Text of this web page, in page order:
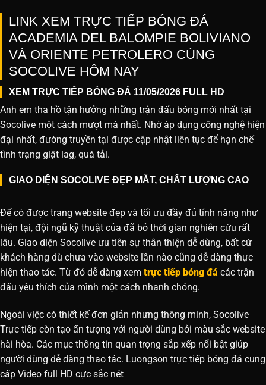
LINK XEM TRỰC TIẾP BÓNG ĐÁ
ACADEMIA DEL BALOMPIE BOLIVIANO
VÀ ORIENTE PETROLERO CÙNG
SOCOLIVE HÔM NAY
XEM TRỰC TIẾP BÓNG ĐÁ 11/05/2026 FULL HD
Anh em tha hồ tận hưởng những trận đấu bóng mới nhất tại
Socolive một cách mượt mà nhất. Nhờ áp dụng công nghệ hiện
đại nhất, đường truyền tại được cập nhật liên tục để hạn chế
tình trạng giật lag, quá tải.
GIAO DIỆN SOCOLIVE ĐẸP MẮT, CHẤT LƯỢNG CAO
Để có được trang website đẹp và tối ưu đầy đủ tính năng như
hiện tại, đội ngũ kỹ thuật của đã bỏ thời gian nghiên cứu rất
lâu. Giao diện Socolive ưu tiên sự thân thiện dễ dùng, bất cứ
khách hàng dù chưa vào website lần nào cũng dễ dàng thực
hiện thao tác. Từ đó dễ dàng xem trực tiếp bóng đá các trận
đấu yêu thích của mình một cách nhanh chóng.
Ngoài việc có thiết kế đơn giản nhưng thông minh, Socolive
Trực tiếp còn tạo ấn tượng với người dùng bởi màu sắc website
hài hòa. Các mục thông tin quan trọng sắp xếp nổi bật giúp
người dùng dễ dàng thao tác. Luongson trực tiếp bóng đá cung
cấp Video full HD cực sắc nét